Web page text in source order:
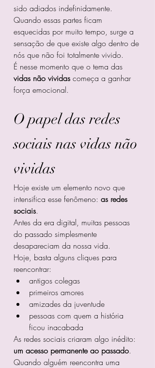
sido adiados indefinidamente.
Quando essas partes ficam
esquecidas por muito tempo, surge a
sensação de que existe algo dentro de
nós que não foi totalmente vivido.
É nesse momento que o tema das
vidas não vividas começa a ganhar
força emocional.
O papel das redes
sociais nas vidas não
vividas
Hoje existe um elemento novo que
intensifica esse fenômeno: as redes
sociais.
Antes da era digital, muitas pessoas
do passado simplesmente
desapareciam da nossa vida.
Hoje, basta alguns cliques para
reencontrar:
antigos colegas
primeiros amores
amizades da juventude
pessoas com quem a história
ficou inacabada
As redes sociais criaram algo inédito:
um acesso permanente ao passado.
Quando alguém reencontra uma